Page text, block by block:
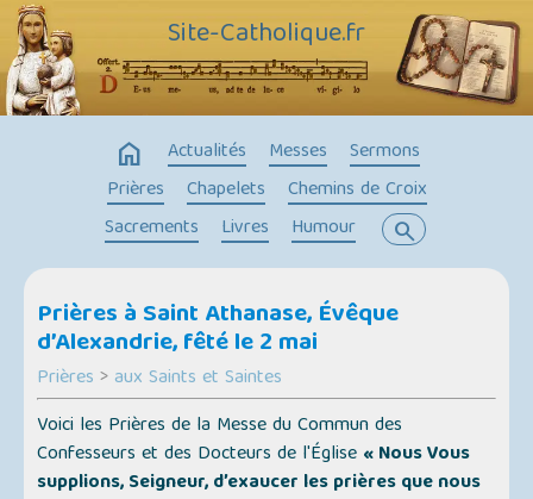
Site-Catholique.fr
home Actualités Messes
Sermons
Prières
Chapelets
Chemins de Croix
Sacrements
Livres Humour search
Prières à Saint Athanase, Évêque
d’Alexandrie, fêté le 2 mai
Prières > aux Saints et Saintes
Voici les Prières de la Messe du Commun des
Confesseurs et des Docteurs de l'Église « Nous Vous
supplions, Seigneur, d’exaucer les prières que nous